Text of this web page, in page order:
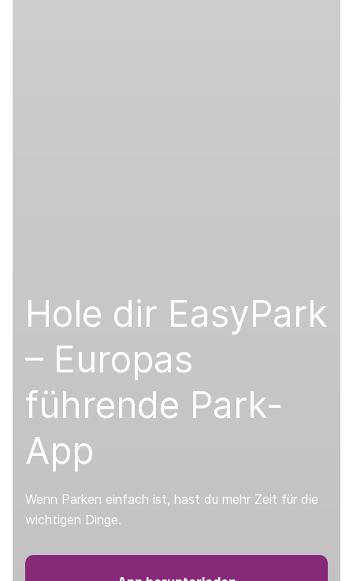
Hole dir EasyPark
– Europas
führende Park-
App
Wenn Parken einfach ist, hast du mehr Zeit für die
wichtigen Dinge.